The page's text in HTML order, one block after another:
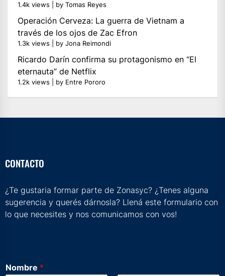
1.4k views by Tomas Reyes
Operación Cerveza: La guerra de Vietnam a
través de los ojos de Zac Efron
1.3k views by Jona Reimondi
Ricardo Darín confirma su protagonismo en “El
eternauta” de Netflix
1.2k views by Entre Pororo
CONTACTO
¿Te gustaria formar parte de Zonasyc? ¿Tenes alguna
sugerencia y querés dárnosla? Llená este formulario con
lo que necesites y nos comunicamos con vos!
Nombre *